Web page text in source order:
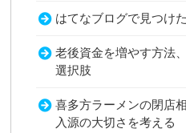
はてなブログで見つけ
老後資金を増やす方法
選択肢
喜多方ラーメンの閉店
入源の大切さを考える